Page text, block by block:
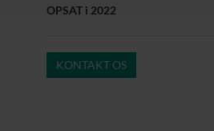
OPSAT i 2022
KONTAKT OS